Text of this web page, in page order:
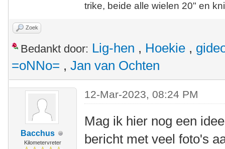
trike, beide alle wielen 20" en
Zoek
Bedankt door: Lig-hen , Hoekie ,
=oNNo= , Jan van Ochten
Bacchus
Kilometervreter
12-Mar-2023, 08:24 PM
Mag ik hier nog een
bericht met veel foto's